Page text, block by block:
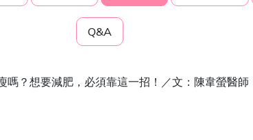
Q&A
嗎？想要減肥，必須靠這一招！／文：陳韋螢醫師